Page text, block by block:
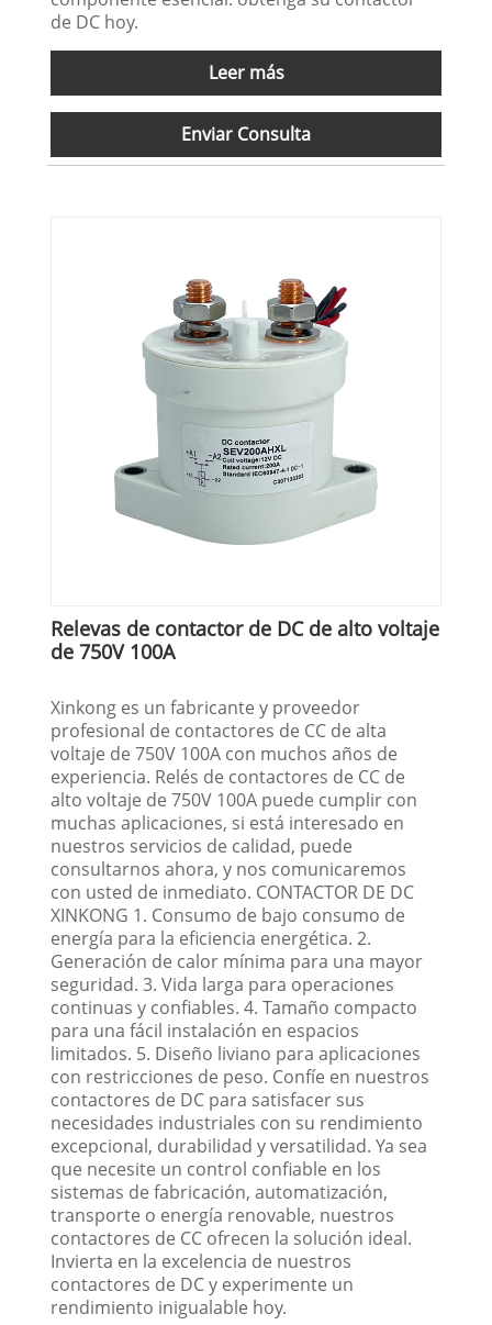
de DC hoy.
Leer más
Enviar Consulta
Relevas de contactor de DC de alto voltaje
de 750V 100A
Xinkong es un fabricante y proveedor
profesional de contactores de CC de alta
voltaje de 750V 100A con muchos años de
experiencia. Relés de contactores de CC de
alto voltaje de 750V 100A puede cumplir con
muchas aplicaciones, si está interesado en
nuestros servicios de calidad, puede
consultarnos ahora, y nos comunicaremos
con usted de inmediato. CONTACTOR DE DC
XINKONG 1. Consumo de bajo consumo de
energía para la eficiencia energética. 2.
Generación de calor mínima para una mayor
seguridad. 3. Vida larga para operaciones
continuas y confiables. 4. Tamaño compacto
para una fácil instalación en espacios
limitados. 5. Diseño liviano para aplicaciones
con restricciones de peso. Confíe en nuestros
contactores de DC para satisfacer sus
necesidades industriales con su rendimiento
excepcional, durabilidad y versatilidad. Ya sea
que necesite un control confiable en los
sistemas de fabricación, automatización,
transporte o energía renovable, nuestros
contactores de CC ofrecen la solución ideal.
Invierta en la excelencia de nuestros
contactores de DC y experimente un
rendimiento inigualable hoy.